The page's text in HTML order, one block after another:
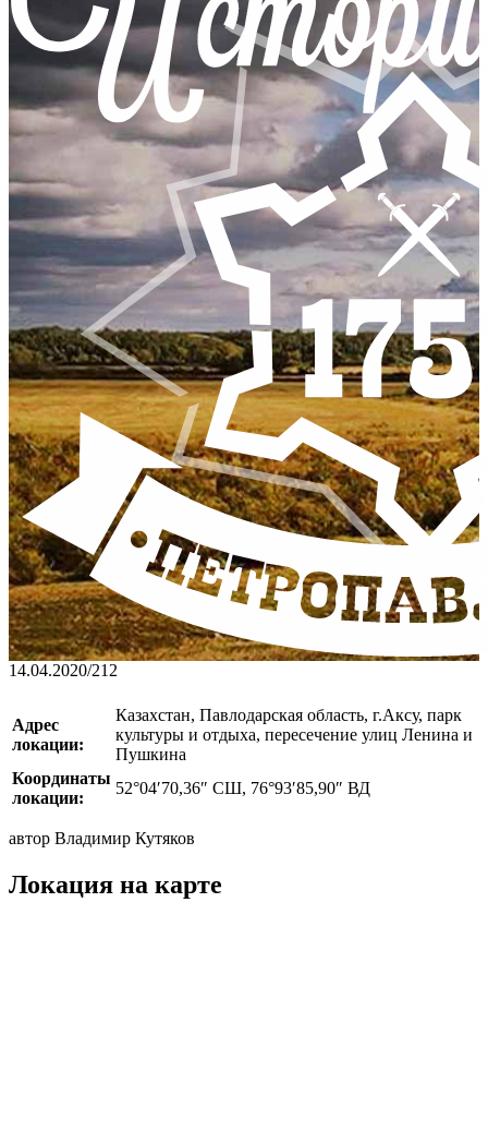
14.04.2020/212
Адрес
локации:
Казахстан, Павлодарская область, г.Аксу, парк
культуры и отдыха, пересечение улиц Ленина и
Пушкина
Координаты
локации:
52°04′70,36″ СШ, 76°93′85,90″ ВД
автор Владимир Кутяков
Локация на карте